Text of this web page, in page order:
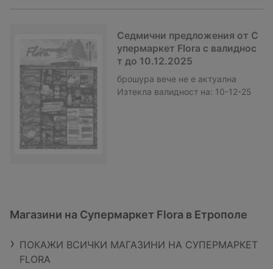
Седмични предложения от С
упермаркет Flora с валиднос
т до 10.12.2025
брошура вече не е актуална
Изтекла валидност на: 10-12-25
Магазини на Супермаркет Flora в Етрополе
ПОКАЖИ ВСИЧКИ МАГАЗИНИ НА СУПЕРМАРКЕТ
FLORA